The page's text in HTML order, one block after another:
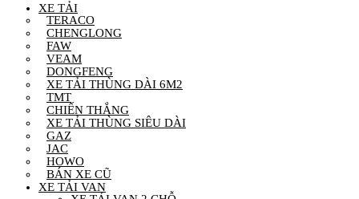
XE TẢI
TERACO
CHENGLONG
FAW
VEAM
DONGFENG
XE TẢI THÙNG DÀI 6M2
TMT
CHIẾN THẮNG
XE TẢI THÙNG SIÊU DÀI
GAZ
JAC
HOWO
BÁN XE CŨ
XE TẢI VAN